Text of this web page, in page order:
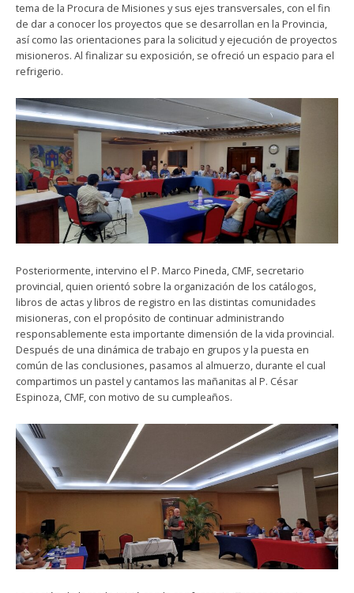
tema de la Procura de Misiones y sus ejes transversales, con el fin
de dar a conocer los proyectos que se desarrollan en la Provincia,
así como las orientaciones para la solicitud y ejecución de proyectos
misioneros. Al finalizar su exposición, se ofreció un espacio para el
refrigerio.
Posteriormente, intervino el P. Marco Pineda, CMF, secretario
provincial, quien orientó sobre la organización de los catálogos,
libros de actas y libros de registro en las distintas comunidades
misioneras, con el propósito de continuar administrando
responsablemente esta importante dimensión de la vida provincial.
Después de una dinámica de trabajo en grupos y la puesta en
común de las conclusiones, pasamos al almuerzo, durante el cual
compartimos un pastel y cantamos las mañanitas al P. César
Espinoza, CMF, con motivo de su cumpleaños.